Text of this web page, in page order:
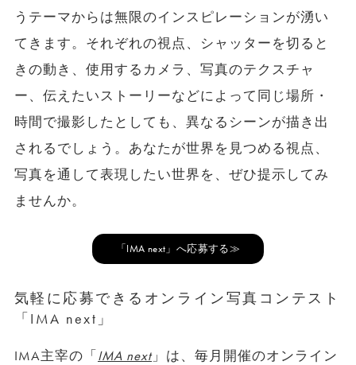
うテーマからは無限のインスピレーションが湧い
てきます。それぞれの視点、シャッターを切ると
きの動き、使用するカメラ、写真のテクスチャ
ー、伝えたいストーリーなどによって同じ場所・
時間で撮影したとしても、異なるシーンが描き出
されるでしょう。あなたが世界を見つめる視点、
写真を通して表現したい世界を、ぜひ提示してみ
ませんか。
「IMA next」へ応募する≫
気軽に応募できるオンライン写真コンテスト
「IMA next」
IMA主宰の「 IMA next」は、毎月開催のオンライン